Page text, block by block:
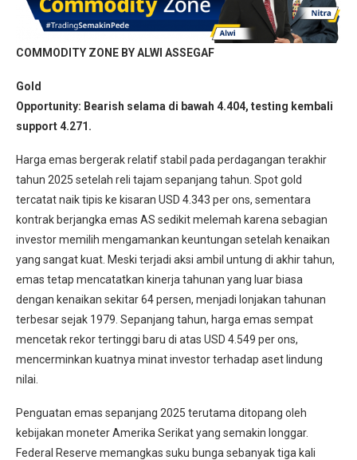
COMMODITY ZONE BY ALWI ASSEGAF
Gold
Opportunity: Bearish selama di bawah 4.404, testing kembali
support 4.271.
Harga emas bergerak relatif stabil pada perdagangan terakhir
tahun 2025 setelah reli tajam sepanjang tahun. Spot gold
tercatat naik tipis ke kisaran USD 4.343 per ons, sementara
kontrak berjangka emas AS sedikit melemah karena sebagian
investor memilih mengamankan keuntungan setelah kenaikan
yang sangat kuat. Meski terjadi aksi ambil untung di akhir tahun,
emas tetap mencatatkan kinerja tahunan yang luar biasa
dengan kenaikan sekitar 64 persen, menjadi lonjakan tahunan
terbesar sejak 1979. Sepanjang tahun, harga emas sempat
mencetak rekor tertinggi baru di atas USD 4.549 per ons,
mencerminkan kuatnya minat investor terhadap aset lindung
nilai.
Penguatan emas sepanjang 2025 terutama ditopang oleh
kebijakan moneter Amerika Serikat yang semakin longgar.
Federal Reserve memangkas suku bunga sebanyak tiga kali